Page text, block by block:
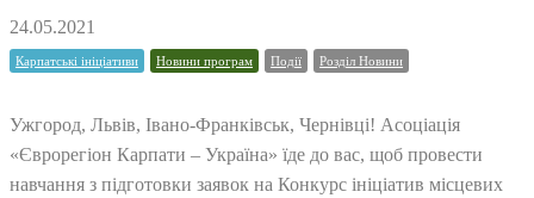
24.05.2021
Карпатські ініціативи Новини програм Події Розділ Новини
Ужгород, Львів, Івано-Франківськ, Чернівці! Асоціація
«Єврорегіон Карпати – Україна» їде до вас, щоб провести
навчання з підготовки заявок на Конкурс ініціатив місцевих